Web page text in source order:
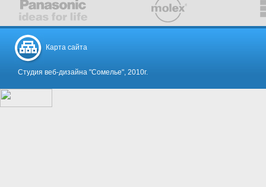
Карта сайта
Студия веб-дизайна "Сомелье", 2010г.